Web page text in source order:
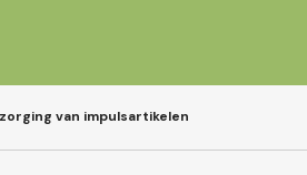
van impulsartikelen